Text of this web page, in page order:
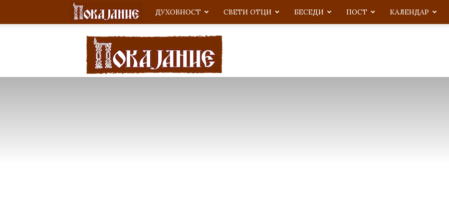
ДУХОВНОСТ СВЕТИ ОТЦИ БЕСЕДИ ПОСТ KАЛЕНДАР
Покајание